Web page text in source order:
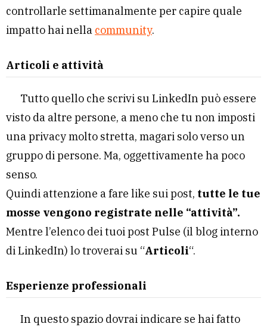
controllarle settimanalmente per capire quale
impatto hai nella community.
Articoli e attività
Tutto quello che scrivi su LinkedIn può essere
visto da altre persone, a meno che tu non imposti
una privacy molto stretta, magari solo verso un
gruppo di persone. Ma, oggettivamente ha poco
senso.
Quindi attenzione a fare like sui post, tutte le tue
mosse vengono registrate nelle “attività”.
Mentre l’elenco dei tuoi post Pulse (il blog interno
di LinkedIn) lo troverai su “Articoli“.
Esperienze professionali
In questo spazio dovrai indicare se hai fatto